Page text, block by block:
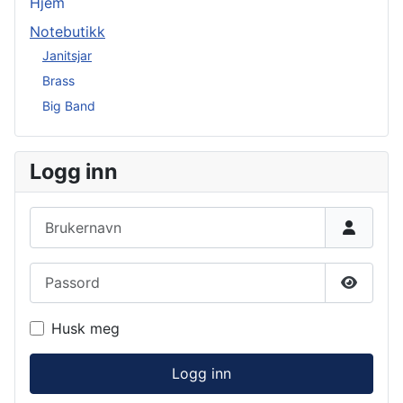
Notebutikk
Janitsjar
Brass
Big Band
Logg inn
Vis
Husk meg
Logg inn